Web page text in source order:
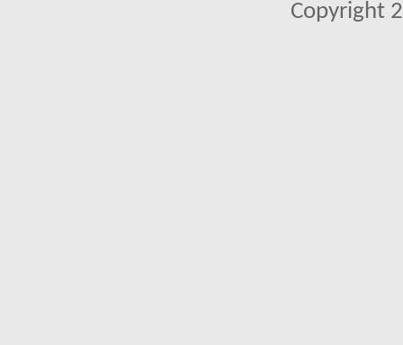
Copyright